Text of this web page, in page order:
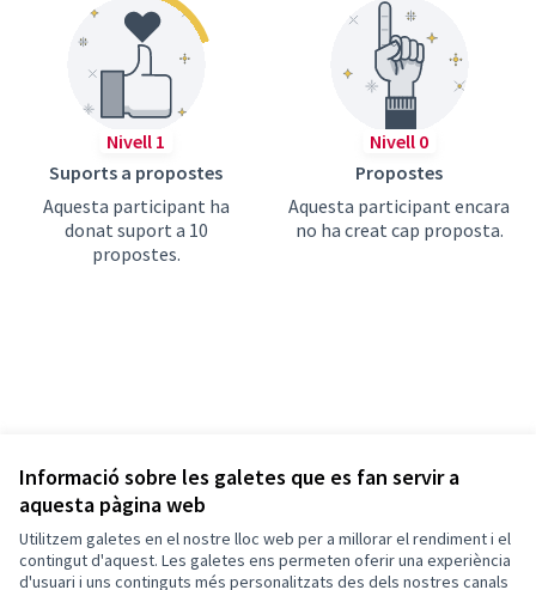
Informació sobre les galetes que es fan servir a
aquesta pàgina web
Utilitzem galetes en el nostre lloc web per a millorar el rendiment i el
contingut d'aquest. Les galetes ens permeten oferir una experiència
d'usuari i uns continguts més personalitzats des dels nostres canals
Nivell 1
Suports a propostes
Aquesta participant ha
donat suport a 10
propostes.
Nivell 0
Propostes
Aquesta participant encara
no ha creat cap proposta.
Termes i condicions d'ús
Configuració de les galetes
Barcelona En Comú a X
Barcelona En Comú a Facebook
Barcelona En Comú a Instagram
Barcelona En Comú a YouTube